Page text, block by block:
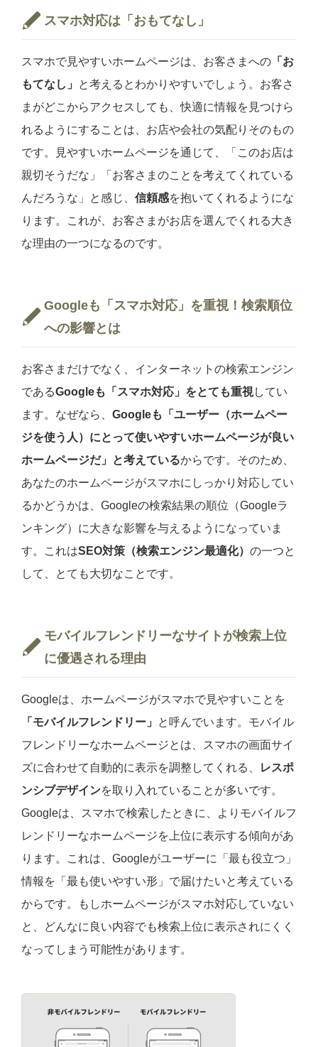
スマホ対応は「おもてなし」
スマホで見やすいホームページは、お客さまへの 「お
もてなし」
と考えるとわかりやすいでしょう。お客さ
まがどこからアクセスしても、快適に情報を見つけら
れるようにすることは、お店や会社の気配りそのもの
です。見やすいホームページを通じて、「このお店は
親切そうだな」「お客さまのことを考えてくれている
んだろうな」と感じ、 信頼感を抱いてくれるようにな
ります。これが、お客さまがお店を選んでくれる大き
な理由の一つになるのです。
Googleも「スマホ対応」を重視！検索順位
への影響とは
お客さまだけでなく、インターネットの検索エンジン
であるGoogleも「スマホ対応」をとても重視してい
ます。なぜなら、 Googleも「ユーザー（ホームペー
ジを使う人）にとって使いやすいホームページが良い
ホームページだ」と考えているからです。そのため、
あなたのホームページがスマホにしっかり対応してい
るかどうかは、Googleの検索結果の順位（Googleラ
ンキング）に大きな影響を与えるようになっていま
す。これはSEO対策（検索エンジン最適化） の一つと
して、とても大切なことです。
モバイルフレンドリーなサイトが検索上位
に優遇される理由
Googleは、ホームページがスマホで見やすいことを
「モバイルフレンドリー」
と呼んでいます。モバイル
フレンドリーなホームページとは、スマホの画面サイ
ズに合わせて自動的に表示を調整してくれる、
レスポ
ンシブデザインを取り入れていることが多いです。
Googleは、スマホで検索したときに、よりモバイルフ
レンドリーなホームページを上位に表示する傾向があ
ります。これは、Googleがユーザーに「最も役立つ」
情報を「最も使いやすい形」で届けたいと考えている
からです。もしホームページがスマホ対応していない
と、どんなに良い内容でも検索上位に表示されにくく
なってしまう可能性があります。